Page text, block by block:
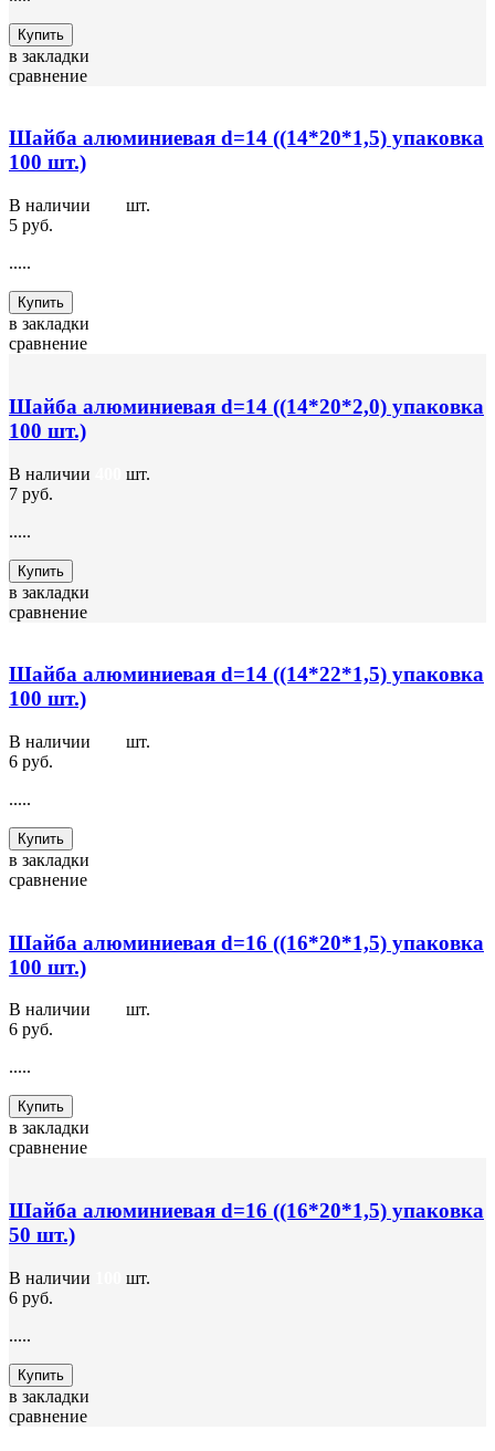
Купить
в закладки
сравнение
Шайба алюминиевая d=14 ((14*20*1,5) упаковка
100 шт.)
В наличии
шт.
5 руб.
.....
Купить
в закладки
сравнение
Шайба алюминиевая d=14 ((14*20*2,0) упаковка
100 шт.)
В наличии
шт.
7 руб.
.....
Купить
в закладки
сравнение
Шайба алюминиевая d=14 ((14*22*1,5) упаковка
100 шт.)
В наличии
шт.
6 руб.
.....
Купить
в закладки
сравнение
Шайба алюминиевая d=16 ((16*20*1,5) упаковка
100 шт.)
В наличии
шт.
6 руб.
.....
Купить
в закладки
сравнение
Шайба алюминиевая d=16 ((16*20*1,5) упаковка
50 шт.)
В наличии
шт.
6 руб.
.....
Купить
в закладки
сравнение